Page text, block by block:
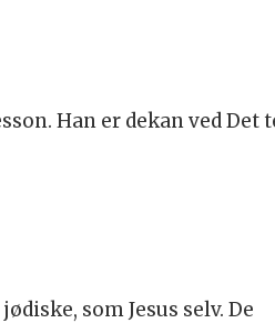
Han er dekan ved
som Jesus selv. De